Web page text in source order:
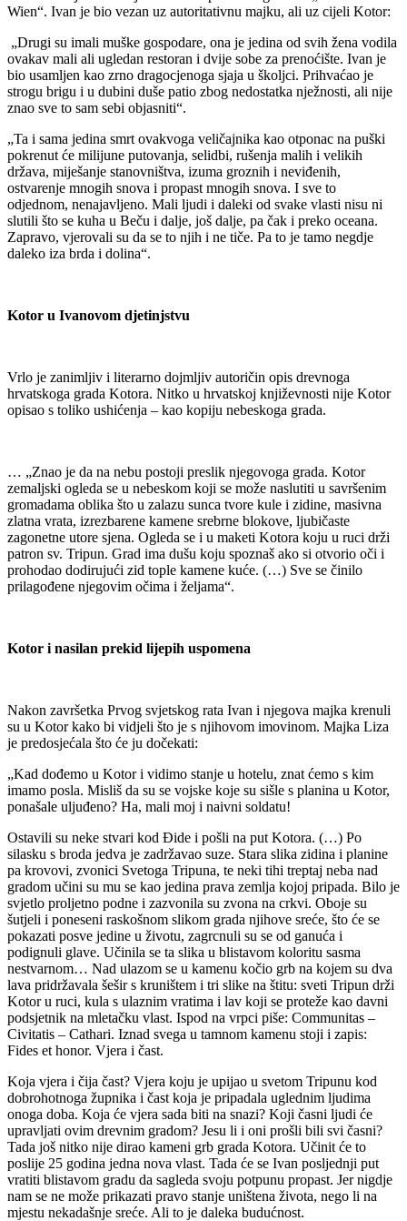
Wien“. Ivan je bio vezan uz autoritativnu majku, ali uz cijeli Kotor:
„Drugi su imali muške gospodare, ona je jedina od svih žena vodila
ovakav mali ali ugledan restoran i dvije sobe za prenoćište. Ivan je
bio usamljen kao zrno dragocjenoga sjaja u školjci. Prihvaćao je
strogu brigu i u dubini duše patio zbog nedostatka nježnosti, ali nije
znao sve to sam sebi objasniti“.
„Ta i sama jedina smrt ovakvoga veličajnika kao otponac na puški
pokrenut će milijune putovanja, selidbi, rušenja malih i velikih
država, miješanje stanovništva, izuma groznih i neviđenih,
ostvarenje mnogih snova i propast mnogih snova. I sve to
odjednom, nenajavljeno. Mali ljudi i daleki od svake vlasti nisu ni
slutili što se kuha u Beču i dalje, još dalje, pa čak i preko oceana.
Zapravo, vjerovali su da se to njih i ne tiče. Pa to je tamo negdje
daleko iza brda i dolina“.
Kotor u Ivanovom djetinjstvu
Vrlo je zanimljiv i literarno dojmljiv autoričin opis drevnoga
hrvatskoga grada Kotora. Nitko u hrvatskoj književnosti nije Kotor
opisao s toliko ushićenja – kao kopiju nebeskoga grada.
… „Znao je da na nebu postoji preslik njegovoga grada. Kotor
zemaljski ogleda se u nebeskom koji se može naslutiti u savršenim
gromadama oblika što u zalazu sunca tvore kule i zidine, masivna
zlatna vrata, izrezbarene kamene srebrne blokove, ljubičaste
zagonetne utore sjena. Ogleda se i u maketi Kotora koju u ruci drži
patron sv. Tripun. Grad ima dušu koju spoznaš ako si otvorio oči i
prohodao dodirujući zid tople kamene kuće. (…) Sve se činilo
prilagođene njegovim očima i željama“.
Kotor i nasilan prekid lijepih uspomena
Nakon završetka Prvog svjetskog rata Ivan i njegova majka krenuli
su u Kotor kako bi vidjeli što je s njihovom imovinom. Majka Liza
je predosjećala što će ju dočekati:
„Kad dođemo u Kotor i vidimo stanje u hotelu, znat ćemo s kim
imamo posla. Misliš da su se vojske koje su sišle s planina u Kotor,
ponašale uljuđeno? Ha, mali moj i naivni soldatu!
Ostavili su neke stvari kod Đide i pošli na put Kotora. (…) Po
silasku s broda jedva je zadržavao suze. Stara slika zidina i planine
pa krovovi, zvonici Svetoga Tripuna, te neki tihi treptaj neba nad
gradom učini su mu se kao jedina prava zemlja kojoj pripada. Bilo je
svjetlo proljetno podne i zazvonila su zvona na crkvi. Oboje su
šutjeli i poneseni raskošnom slikom grada njihove sreće, što će se
pokazati posve jedine u životu, zagrcnuli su se od ganuća i
podignuli glave. Učinila se ta slika u blistavom koloritu sasma
nestvarnom… Nad ulazom se u kamenu kočio grb na kojem su dva
lava pridržavala šešir s kruništem i tri slike na štitu: sveti Tripun drži
Kotor u ruci, kula s ulaznim vratima i lav koji se proteže kao davni
podsjetnik na mletačku vlast. Ispod na vrpci piše: Communitas –
Civitatis – Cathari. Iznad svega u tamnom kamenu stoji i zapis:
Fides et honor. Vjera i čast.
Koja vjera i čija čast? Vjera koju je upijao u svetom Tripunu kod
dobrohotnoga župnika i čast koja je pripadala uglednim ljudima
onoga doba. Koja će vjera sada biti na snazi? Koji časni ljudi će
upravljati ovim drevnim gradom? Jesu li i oni prošli bili svi časni?
Tada još nitko nije dirao kameni grb grada Kotora. Učinit će to
poslije 25 godina jedna nova vlast. Tada će se Ivan posljednji put
vratiti blistavom gradu da sagleda svoju potpunu propast. Jer nigdje
nam se ne može prikazati pravo stanje uništena života, nego li na
mjestu nekadašnje sreće. Ali to je daleka budućnost.